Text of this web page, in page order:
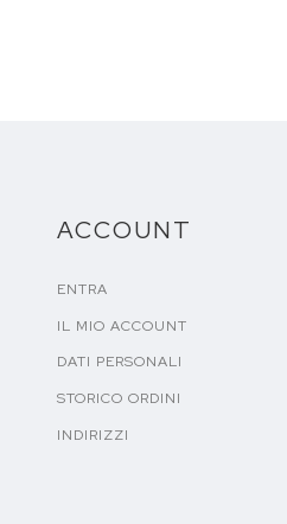
ACCOUNT
ENTRA
IL MIO ACCOUNT
DATI PERSONALI
STORICO ORDINI
INDIRIZZI